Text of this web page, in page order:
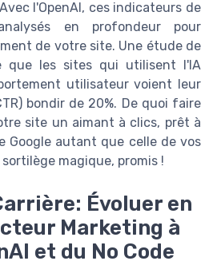
l'OpenAI, ces indicateurs de
en profondeur pour
de votre site. Une étude de
que les sites qui utilisent l'IA
utilisateur voient leur
bondir de 20%. De quoi faire
site un aimant à clics, prêt à
Google autant que celle de vos
magique, promis !
Évoluer en
Marketing à
et du No Code